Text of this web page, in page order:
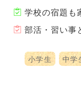
学校の宿題も
部活・習い事
小学生 中学